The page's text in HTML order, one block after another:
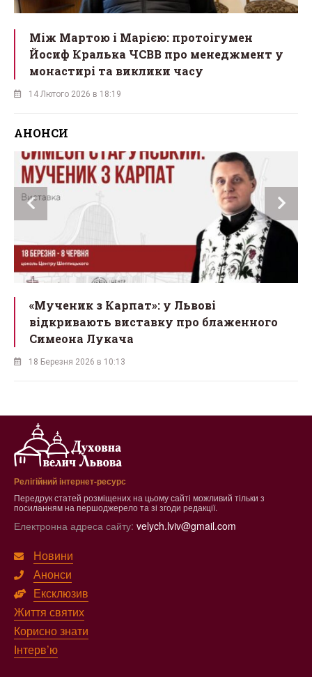
Між Мартою і Марією: протоігумен
Йосиф Кралька ЧСВВ про менеджмент у
монастирі та виклики часу
14 Лютого 2026 в 18:19
АНОНСИ
«Мученик з Карпат»: у Львові
відкривають виставку про блаженного
Симеона Лукача
18 Березня 2026 в 10:13
Релігійний інтернет-ресурс
Передрук статей розміщених на цьому сайті можливий тільки з
посиланням на першоджерело та зі згоди редакції.
Електронна адреса сайту: velych.lviv@gmail.com
Новини
Анонси
Ексклюзив
Життя святих
Корисно знати
Інтерв’ю